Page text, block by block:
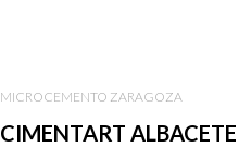
MICROCEMENTO ZARAGOZA
CIMENTART ALBACETE